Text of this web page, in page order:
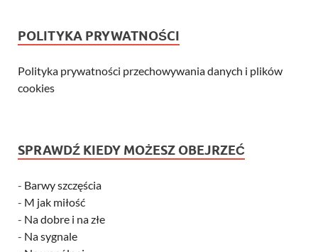
POLITYKA PRYWATNOŚCI
Polityka prywatności przechowywania danych i plików
cookies
SPRAWDŹ KIEDY MOŻESZ OBEJRZEĆ
- Barwy szczęścia
- M jak miłość
- Na dobre i na złe
- Na sygnale